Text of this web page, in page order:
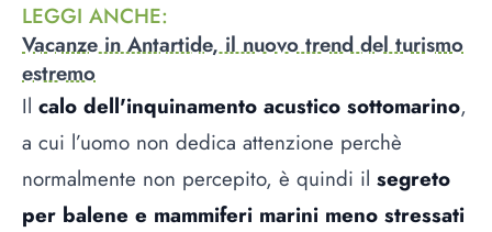
LEGGI ANCHE:
Vacanze in Antartide, il nuovo trend del turismo
estremo
Il calo dell'inquinamento acustico sottomarino,
a cui l’uomo non dedica attenzione perchè
normalmente non percepito, è quindi il segreto
per balene e mammiferi marini meno stressati